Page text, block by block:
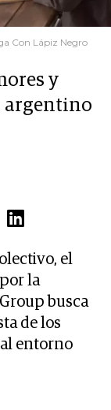
Con Lápiz Negro
y
argentino
el
la
busca
de los
entorno